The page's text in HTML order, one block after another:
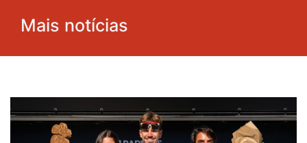
Mais notícias